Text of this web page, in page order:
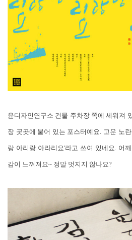
윤디자인연구소 건물 주차장 쪽에 세워져
장 곳곳에 붙어 있는 포스터예요. 고운 노
랑 아리랑 아라리요'라고 쓰여 있네요. 어
감이 느껴져요~ 정말 멋지지 않나요?